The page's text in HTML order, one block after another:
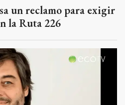
un reclamo para exigir
la Ruta 226